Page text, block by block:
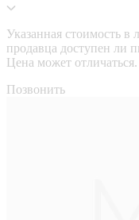
Указанная стоимость
продавца доступен ли
Цена может отличаться.
Позвонить